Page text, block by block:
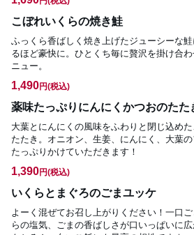
こぼれいくらの焼き鮭
ふっくら香ばしく焼き上げたジューシーな
るほど豪快に。ひとくち毎に贅沢を掛け合
ニュー。
1,490円(税込)
薬味たっぷりにんにくかつおのたた
大葉とにんにくの風味をふわりと閉じ込め
たたき。オニオン、生姜、にんにく、大葉
たっぷりかけていただきます！
1,390円(税込)
いくらとまぐろのごまユッケ
よーく混ぜてお召し上がりください！一口
らの塩気、ごまの香ばしさが口いっぱいに